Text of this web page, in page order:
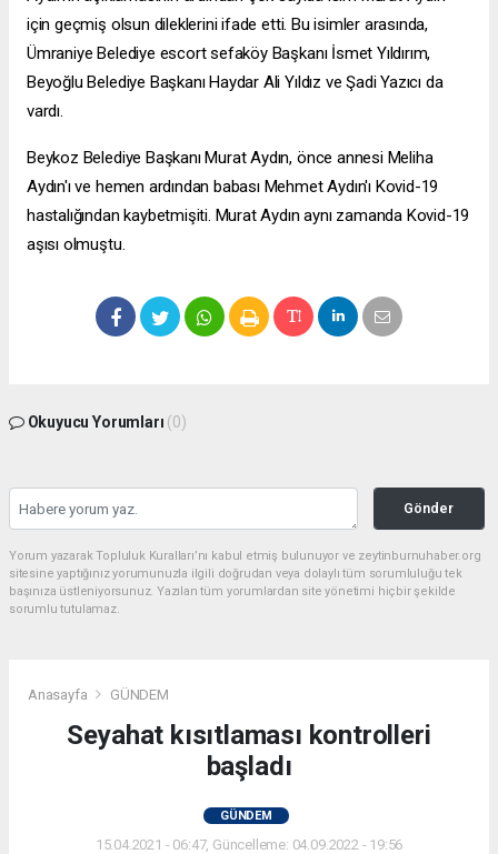
için geçmiş olsun dileklerini ifade etti. Bu isimler arasında,
Ümraniye Belediye escort sefaköyBaşkanı İsmet Yıldırım,
Beyoğlu Belediye Başkanı Haydar Ali Yıldız ve Şadi Yazıcı da
vardı.
Beykoz Belediye Başkanı Murat Aydın, önce annesi Meliha
Aydın'ı ve hemen ardından babası Mehmet Aydın'ı Kovid-19
hastalığından kaybetmişiti. Murat Aydın aynı zamanda Kovid-19
aşısı olmuştu.
Okuyucu Yorumları (0)
Gönder
Yorum yazarak Topluluk Kuralları’nı kabul etmiş bulunuyor ve zeytinburnuhaber.org
sitesine yaptığınız yorumunuzla ilgili doğrudan veya dolaylı tüm sorumluluğu tek
başınıza üstleniyorsunuz. Yazılan tüm yorumlardan site yönetimi hiçbir şekilde
sorumlu tutulamaz.
Anasayfa GÜNDEM
Seyahat kısıtlaması kontrolleri
başladı
GÜNDEM
15.04.2021 - 06:47, Güncelleme: 04.09.2022 - 19:56